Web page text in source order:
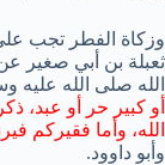
وزكاة الفطر تجب على
ثعبلة بن أبي صغير
الله صلى الله عليه
أو كبير حر أو عبد،
الله، وأما فقيركم
وأبو داوود.